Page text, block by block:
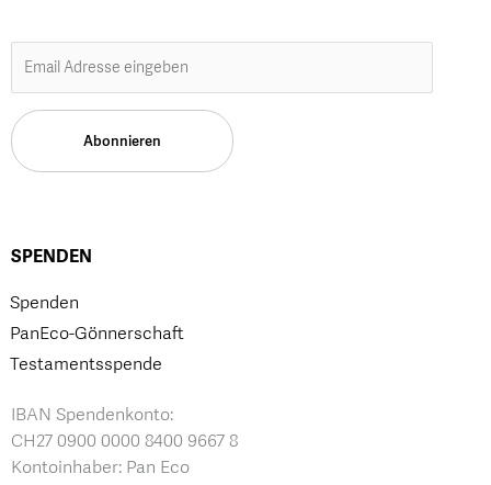
SPENDEN
Spenden
PanEco-Gönnerschaft
Testamentsspende
IBAN Spendenkonto:
CH27 0900 0000 8400 9667 8
Kontoinhaber: Pan Eco